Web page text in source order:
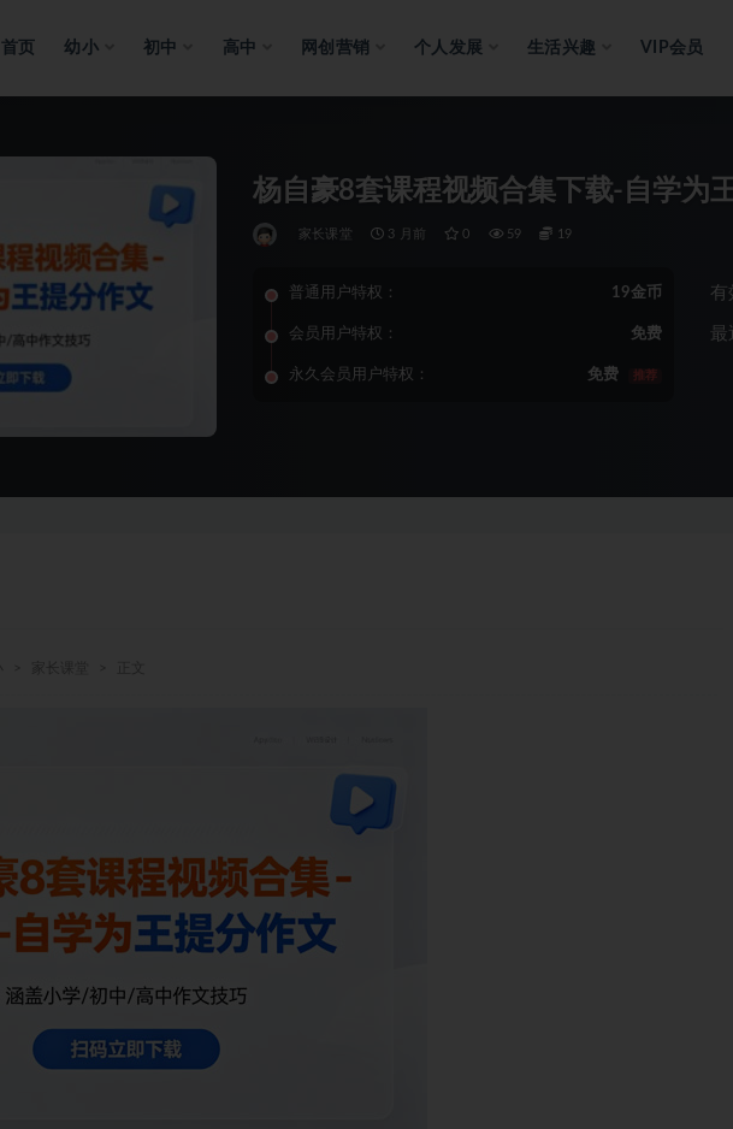
首页 幼小 初中 高中 网创营销 个人发展 生活兴趣 VIP会员
杨自豪8套课程视频合集下载-自学为
家长课堂 3 月前 0 59 19
普通用户特权： 19金币
会员用户特权： 免费
永久会员用户特权： 免费 推荐
有
最